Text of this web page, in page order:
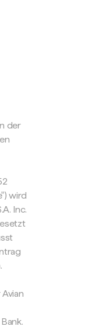
der
wird
Inc.